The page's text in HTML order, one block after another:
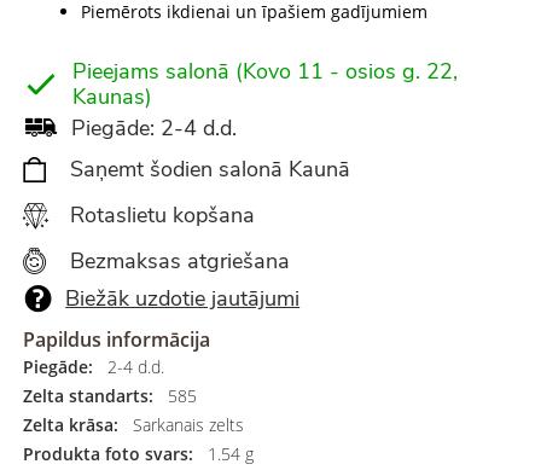
Piemērots ikdienai un īpašiem gadījumiem
Pieejams salonā (Kovo 11 - osios g. 22,
Kaunas)
Piegāde: 2-4 d.d.
Saņemt šodien salonā Kaunā
Rotaslietu kopšana
Bezmaksas atgriešana
Biežāk uzdotie jautājumi
Papildus informācija
Piegāde:
2-4 d.d.
Zelta standarts:
585
Zelta krāsa:
Sarkanais zelts
Produkta foto svars:
1.54 g